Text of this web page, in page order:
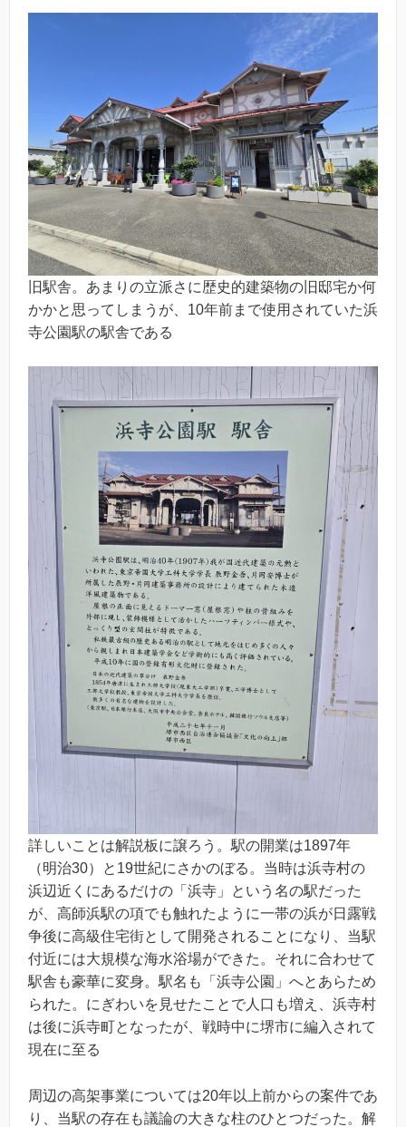
旧駅舎。あまりの立派さに歴史的建築物の旧邸宅か何
かかと思ってしまうが、10年前まで使用されていた浜
寺公園駅の駅舎である
詳しいことは解説板に譲ろう。駅の開業は1897年
（明治30）と19世紀にさかのぼる。当時は浜寺村の
浜辺近くにあるだけの「浜寺」という名の駅だった
が、高師浜駅の項でも触れたように一帯の浜が日露戦
争後に高級住宅街として開発されることになり、当駅
付近には大規模な海水浴場ができた。それに合わせて
駅舎も豪華に変身。駅名も「浜寺公園」へとあらため
られた。にぎわいを見せたことで人口も増え、浜寺村
は後に浜寺町となったが、戦時中に堺市に編入されて
現在に至る
周辺の高架事業については20年以上前からの案件であ
り、当駅の存在も議論の大きな柱のひとつだった。解